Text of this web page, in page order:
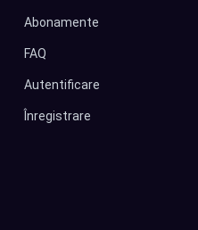
Abonamente
FAQ
Autentificare
Înregistrare